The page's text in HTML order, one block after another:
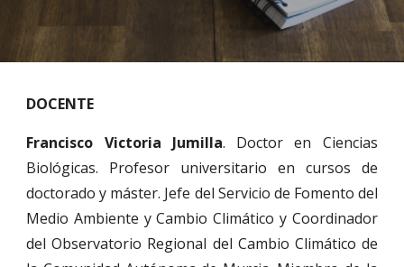
DOCENTE
Francisco Victoria Jumilla. Doctor en Ciencias
Biológicas. Profesor universitario en cursos de
doctorado y máster. Jefe del Servicio de Fomento del
Medio Ambiente y Cambio Climático y Coordinador
del Observatorio Regional del Cambio Climático de